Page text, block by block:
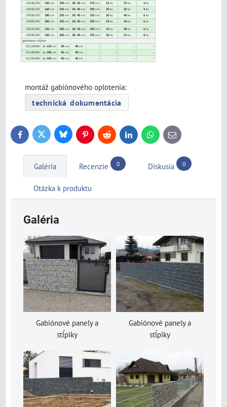
GP.140.250
140cm 250cm 20/ 40cm 170cm 16ks 32 ks 4ks
GP.160.250
160cm 250cm 20/ 40cm 190cm 20ks 36 ks 4ks
GP.180.250
180cm 250cm 20/ 40cm 210cm 20ks 40ks 6ks
GP.200.250
200cm 250cm 20/ 40cm 230cm 24ks 44ks 6ks
GP.220.200
220cm 200cm 20/ 40cm 250cm 24ks 48 ks 6ks
GP.240.200
240cm 200cm 20/ 40cm 270cm 28ks 52 ks 8ks
gabiónové stĺpiky:
GS.120.040
do 120cm 40cm 40cm - - -
-
GS.180.040
do 180cm 40cm 40cm - - -
-
GS.250.040
do 250cm 40cm 40cm - - - -
montáž gabiónového oplotenia:
technická dokumentácia
FacebookTwitter BlueskyPinterestReddit LinkedInWhatsApp
E-
mail
Galéria Recenzie 0 Diskusia 0
Otázka k produktu
Galéria
Gabiónové panely a
stĺpiky
Gabiónové panely a
stĺpiky